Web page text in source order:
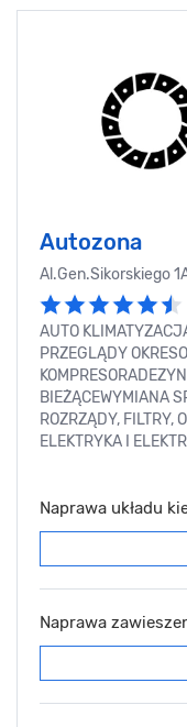
Autozona
Al.Gen.Sikorskiego
AUTO
PRZEGLĄDY
BIEŻĄCEWYMIANA
ROZRZĄDY, FILTRY,
ELEKTRYKA I
Naprawa układu
Naprawa